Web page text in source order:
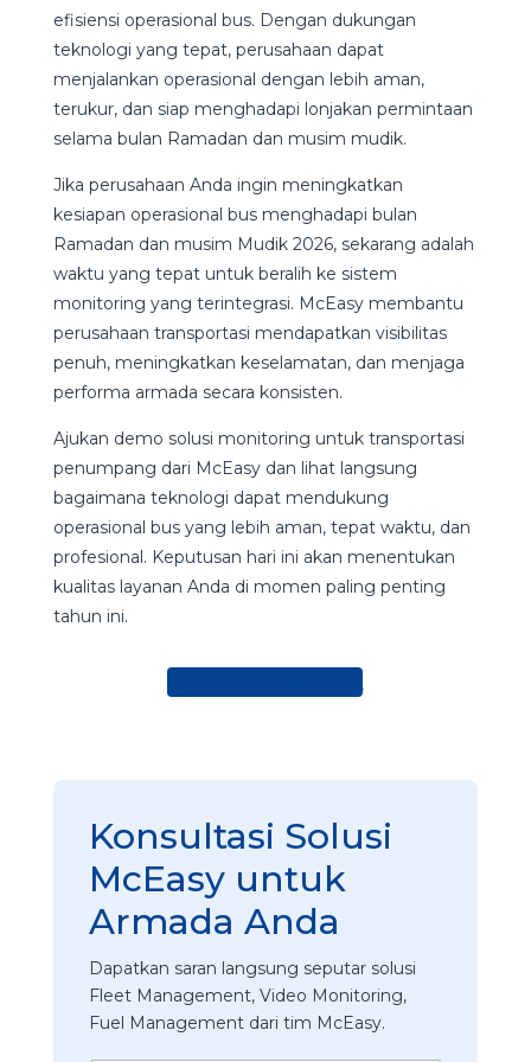
efisiensi operasional bus. Dengan dukungan
teknologi yang tepat, perusahaan dapat
menjalankan operasional dengan lebih aman,
terukur, dan siap menghadapi lonjakan permintaan
selama bulan Ramadan dan musim mudik.
Jika perusahaan Anda ingin meningkatkan
kesiapan operasional bus menghadapi bulan
Ramadan dan musim Mudik 2026, sekarang adalah
waktu yang tepat untuk beralih ke sistem
monitoring yang terintegrasi. McEasy membantu
perusahaan transportasi mendapatkan visibilitas
penuh, meningkatkan keselamatan, dan menjaga
performa armada secara konsisten.
Ajukan demo solusi monitoring untuk transportasi
penumpang dari McEasy dan lihat langsung
bagaimana teknologi dapat mendukung
operasional bus yang lebih aman, tepat waktu, dan
profesional. Keputusan hari ini akan menentukan
kualitas layanan Anda di momen paling penting
tahun ini.
Konsultasi Solusi
McEasy untuk
Armada Anda
Dapatkan saran langsung seputar solusi
Fleet Management, Video Monitoring,
Fuel Management dari tim McEasy.